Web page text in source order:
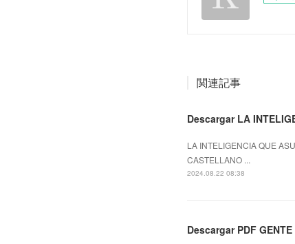
関連記事
Descargar LA
LA INTELIGENCIA QUE
CASTELLANO ...
2024.08.22 08:38
Descargar PDF